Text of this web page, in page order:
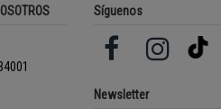
Síguenos
Newsletter